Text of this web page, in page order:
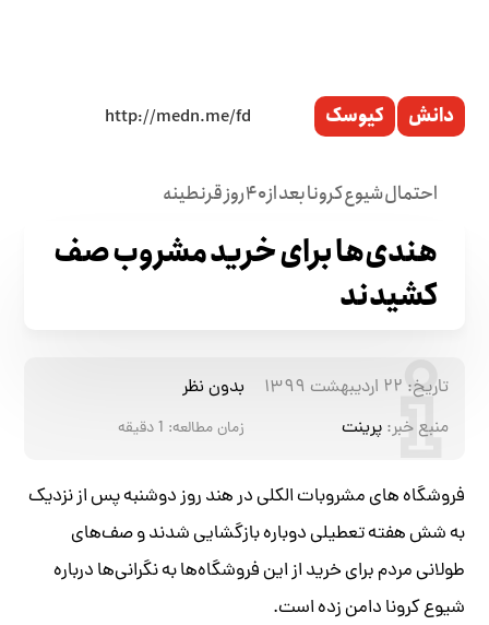
دانش کیوسک
احتمال شیوع کرونا بعد از ۴۰ روز قرنطینه
هندی‌ها برای خرید مشروب صف
کشیدند
تاریخ: ۲۲ اردیبهشت ۱۳۹۹
بدون نظر
منبع خبر: پرینت زمان مطالعه: 1دقیقه
فروشگاه های مشروبات الکلی در هند روز دوشنبه پس از نزدیک
به شش هفته تعطیلی دوباره بازگشایی شدند و صف‌های
طولانی مردم برای خرید از این فروشگاه‌ها به نگرانی‌ها درباره
شیوع کرونا دامن زده است.